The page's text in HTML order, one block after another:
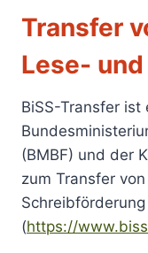
Transfer
Lese-
BiSS-Transfer
(BMBF) und der
zum Transfer
(https://